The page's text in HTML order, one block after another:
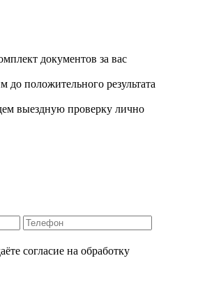
документов за вас
до положительного результата
выездную проверку лично
согласие на обработку